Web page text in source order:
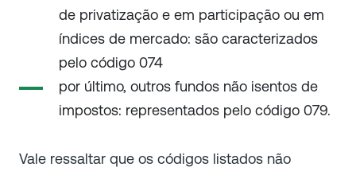
de privatização e em participação ou em
índices de mercado: são caracterizados
pelo código 074
por último, outros fundos não isentos de
impostos: representados pelo código 079.
Vale ressaltar que os códigos listados não